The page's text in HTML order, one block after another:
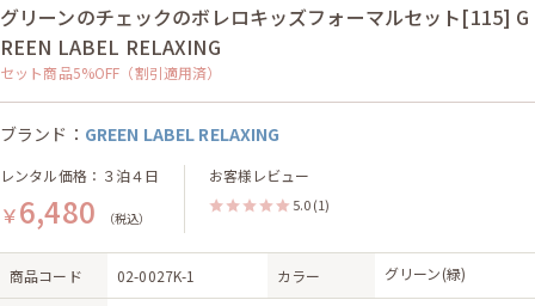
グリーンのチェックのボレロキッズフォーマルセット[115] G
REEN LABEL RELAXING
セット商品5%OFF（割引適用済）
ブランド： GREEN LABEL RELAXING
レンタル価格：３泊４日
￥6,480 （税込）
お客様レビュー
5.0 (1)
商品コード 02-0027K-1 カラー グリーン(緑)